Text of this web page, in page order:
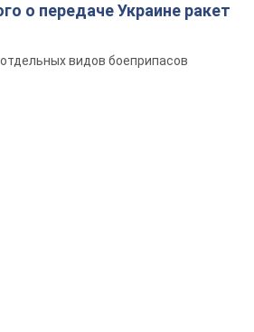
о передаче Украине ракет
видов боеприпасов